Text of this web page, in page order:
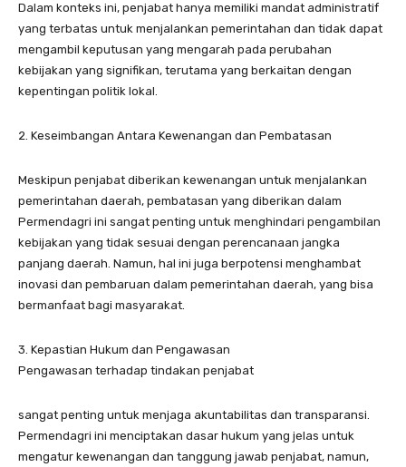
Dalam konteks ini, penjabat hanya memiliki mandat administratif
yang terbatas untuk menjalankan pemerintahan dan tidak dapat
mengambil keputusan yang mengarah pada perubahan
kebijakan yang signifikan, terutama yang berkaitan dengan
kepentingan politik lokal.
2. Keseimbangan Antara Kewenangan dan Pembatasan
Meskipun penjabat diberikan kewenangan untuk menjalankan
pemerintahan daerah, pembatasan yang diberikan dalam
Permendagri ini sangat penting untuk menghindari pengambilan
kebijakan yang tidak sesuai dengan perencanaan jangka
panjang daerah. Namun, hal ini juga berpotensi menghambat
inovasi dan pembaruan dalam pemerintahan daerah, yang bisa
bermanfaat bagi masyarakat.
3. Kepastian Hukum dan Pengawasan
Pengawasan terhadap tindakan penjabat
sangat penting untuk menjaga akuntabilitas dan transparansi.
Permendagri ini menciptakan dasar hukum yang jelas untuk
mengatur kewenangan dan tanggung jawab penjabat, namun,